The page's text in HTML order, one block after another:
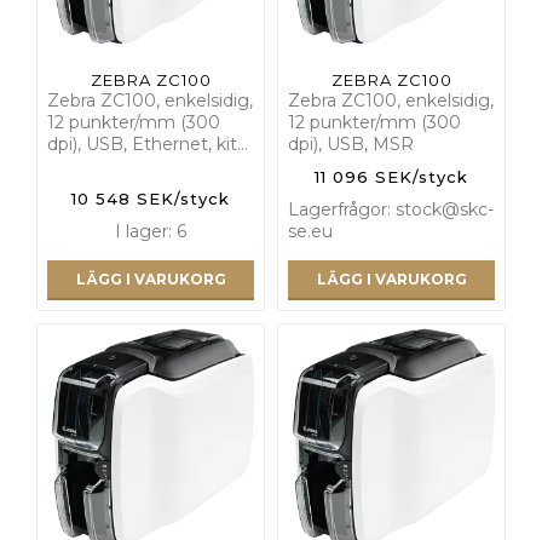
ZEBRA ZC100
Zebra ZC100, enkelsidig,
12 punkter/mm (300
dpi), USB, Ethernet, kit…
10 548 SEK/styck
I lager: 6
LÄGG I VARUKORG
ZEBRA ZC100
Zebra ZC100, enkelsidig,
12 punkter/mm (300
dpi), USB, MSR
11 096 SEK/styck
Lagerfrågor: stock@skc-
se.eu
LÄGG I VARUKORG